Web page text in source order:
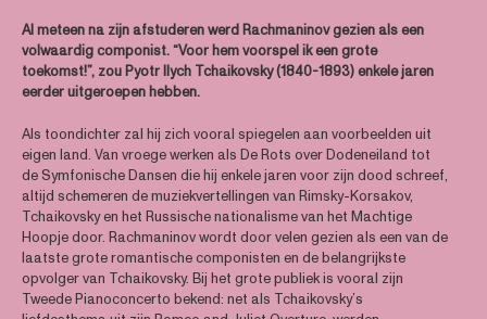
Al meteen na zijn afstuderen werd Rachmaninov gezien als een
volwaardig componist. “Voor hem voorspel ik een grote
toekomst!”, zou Pyotr Ilych Tchaikovsky (1840-1893) enkele jaren
eerder uitgeroepen hebben.
Als toondichter zal hij zich vooral spiegelen aan voorbeelden uit
eigen land. Van vroege werken als De Rots over Dodeneiland tot
de Symfonische Dansen die hij enkele jaren voor zijn dood schreef,
altijd schemeren de muziekvertellingen van Rimsky-Korsakov,
Tchaikovsky en het Russische nationalisme van het Machtige
Hoopje door. Rachmaninov wordt door velen gezien als een van de
laatste grote romantische componisten en de belangrijkste
opvolger van Tchaikovsky. Bij het grote publiek is vooral zijn
Tweede Pianoconcerto bekend: net als Tchaikovsky’s